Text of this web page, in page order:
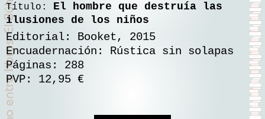
Título: El hombre que destruía las
ilusiones de los niños
Editorial: Booket, 2015
Encuadernación: Rústica sin solapas
Páginas: 288
PVP: 12,95 €